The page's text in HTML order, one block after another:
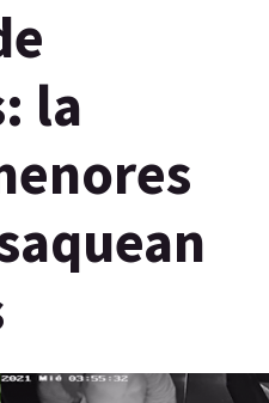
la